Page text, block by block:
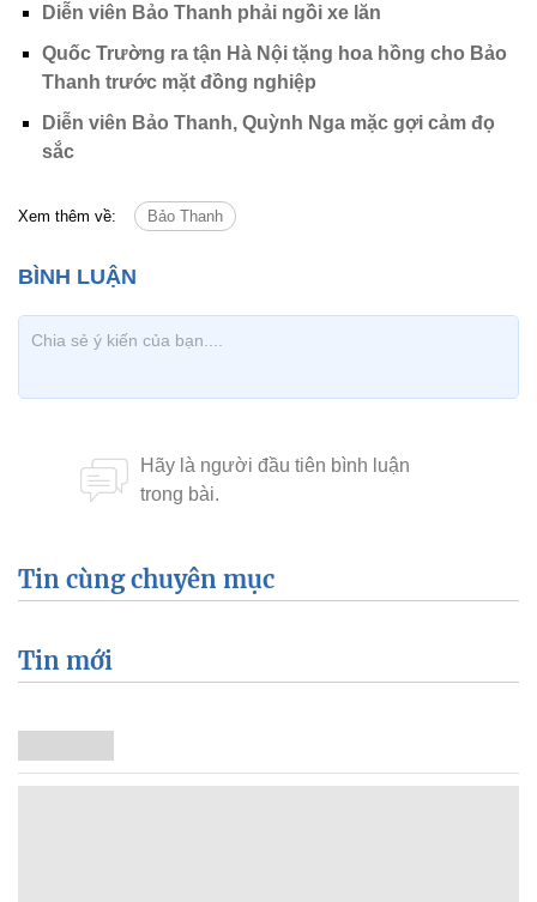
Diễn viên Bảo Thanh phải ngồi xe lăn
Quốc Trường ra tận Hà Nội tặng hoa hồng cho Bảo
Thanh trước mặt đồng nghiệp
Diễn viên Bảo Thanh, Quỳnh Nga mặc gợi cảm đọ
sắc
Xem thêm về: Bảo Thanh
Tin cùng chuyên mục
Tin mới